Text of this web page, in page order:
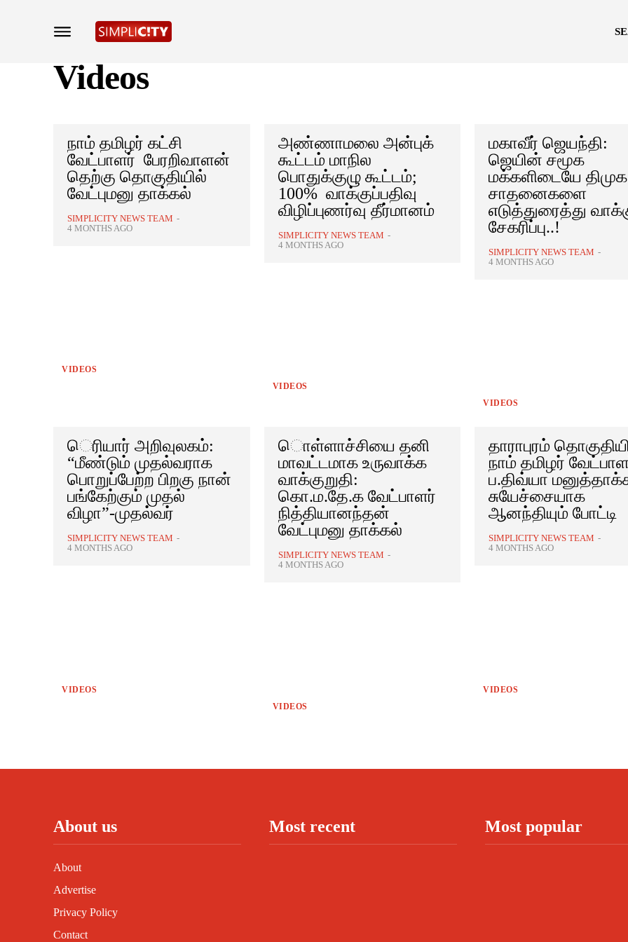
Videos
நாம் தமிழர் கட்சி
வேட்பாளர் பேரறிவாளன்
தெற்கு தொகுதியில்
வேட்புமனு தாக்கல்
SIMPLICITY NEWS TEAM -
4 MONTHS AGO
VIDEOS
அண்ணாமலை அன்புக்
கூட்டம் மாநில
பொதுக்குழு கூட்டம்;
100% வாக்குப்பதிவு
விழிப்புணர்வு தீர்மானம்
SIMPLICITY NEWS TEAM -
4 MONTHS AGO
VIDEOS
மகாவீர் ஜெயந்தி:
ஜெயின் சமூக
மக்களிடையே திமுக
சாதனைகளை
எடுத்துரைத்து
சேகரிப்பு..!
SIMPLICITY NEWS TEAM -
4 MONTHS AGO
VIDEOS
ெரியார் அறிவுலகம்:
“மீண்டும் முதல்வராக
பொறுப்பேற்ற பிறகு நான்
பங்கேற்கும் முதல்
விழா”-முதல்வர்
SIMPLICITY NEWS TEAM -
4 MONTHS AGO
VIDEOS
ொள்ளாச்சியை தனி
மாவட்டமாக உருவாக்க
வாக்குறுதி:
கொ.ம.தே.க வேட்பாளர்
நித்தியானந்தன்
வேட்புமனு தாக்கல்
SIMPLICITY NEWS TEAM -
4 MONTHS AGO
VIDEOS
தாராபுரம்
நாம் தமிழர்
ப.திவ்யா
சுயேச்சையாக
ஆனந்தியும் போட்டி
SIMPLICITY NEWS TEAM -
4 MONTHS AGO
VIDEOS
About us
About
Advertise
Privacy Policy
Contact
Most recent Most popular